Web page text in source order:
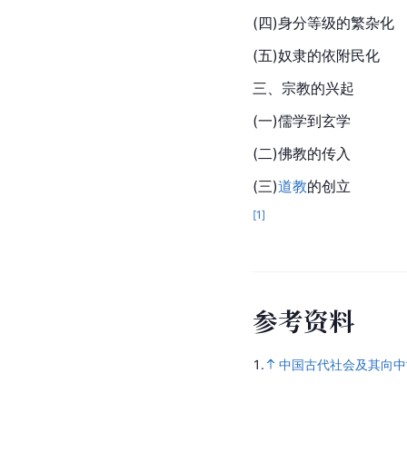
(四)身分等级的繁杂化
(五)奴隶的依附民化
三、宗教的兴起
(一)儒学到玄学
(二)佛教的传入
(三)道教的创立
[1]
参考资料
1. 中国古代社会及其向